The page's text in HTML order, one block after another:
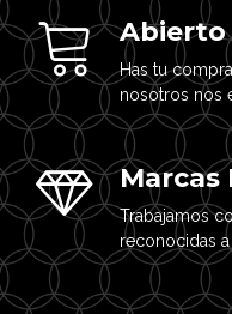
Abierto
Has tu
nosotros nos
Marcas
Trabajamos
reconocidas